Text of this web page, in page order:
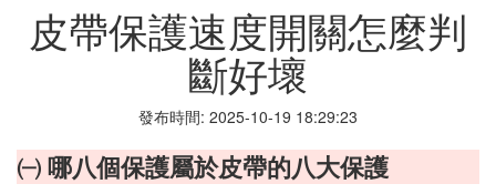
皮帶保護速度開關怎麼判
斷好壞
發布時間: 2025-10-19 18:29:23
㈠ 哪八個保護屬於皮帶的八大保護